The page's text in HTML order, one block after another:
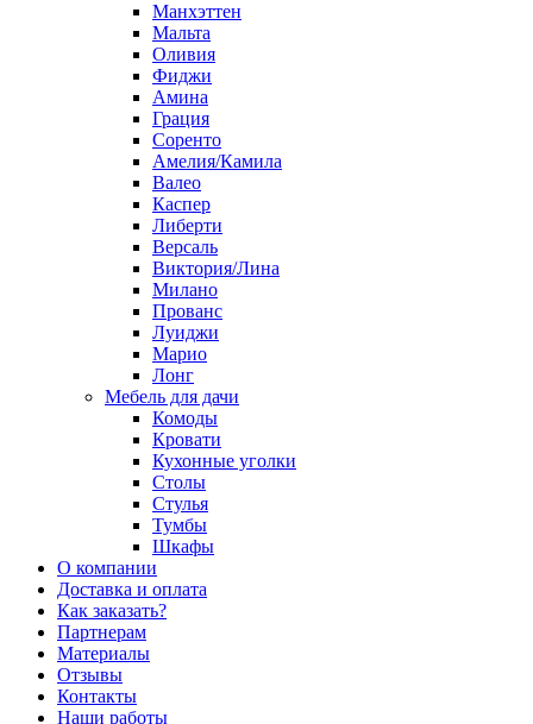
Манхэттен
Мальта
Оливия
Фиджи
Амина
Грация
Соренто
Амелия/Камила
Валео
Каспер
Либерти
Версаль
Виктория/Лина
Милано
Прованс
Луиджи
Марио
Лонг
Мебель для дачи
Комоды
Кровати
Кухонные уголки
Столы
Стулья
Тумбы
Шкафы
О компании
Доставка и оплата
Как заказать?
Партнерам
Материалы
Отзывы
Контакты
Наши работы